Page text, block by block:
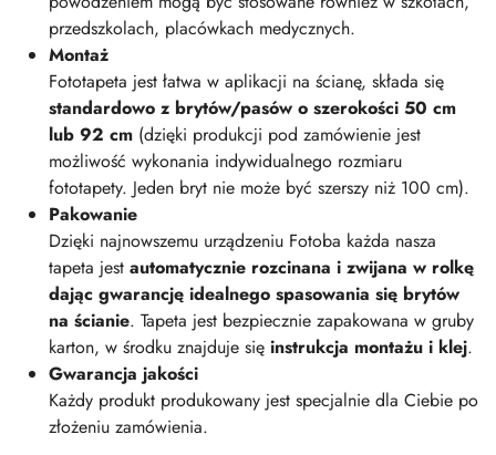
przedszkolach, placówkach medycznych.
Montaż
Fototapeta jest łatwa w aplikacji na ścianę, składa się
standardowo z brytów/pasów o szerokości 50 cm
lub 92 cm (dzięki produkcji pod zamówienie jest
możliwość wykonania indywidualnego rozmiaru
fototapety. Jeden bryt nie może być szerszy niż 100 cm).
Pakowanie
Dzięki najnowszemu urządzeniu Fotoba każda nasza
tapeta jest automatycznie rozcinana i zwijana w rolkę
dając gwarancję idealnego spasowania się brytów
na ścianie. Tapeta jest bezpiecznie zapakowana w gruby
karton, w środku znajduje się instrukcja montażu i klej.
Gwarancja jakości
Każdy produkt produkowany jest specjalnie dla Ciebie po
złożeniu zamówienia.